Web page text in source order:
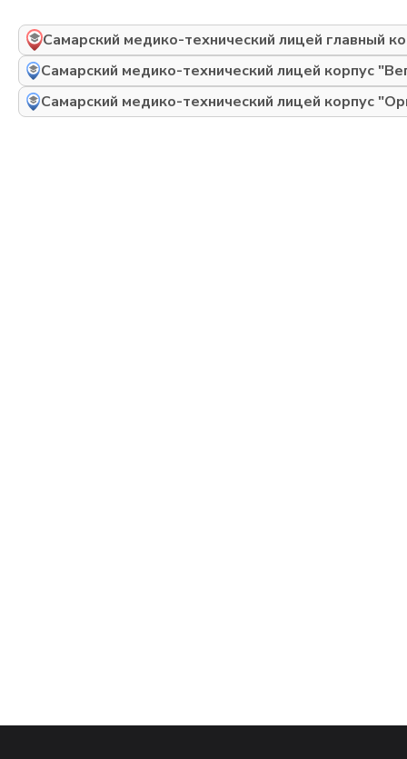
Самарский медико-технический лицей главный
Самарский медико-технический лицей корпус
Самарский медико-технический лицей корпус